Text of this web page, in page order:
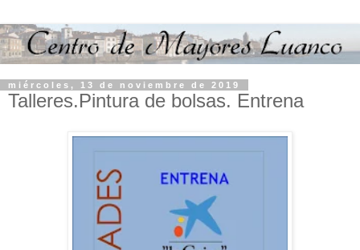
miércoles, 13 de noviembre de 2019
Talleres.Pintura de bolsas. Entrena